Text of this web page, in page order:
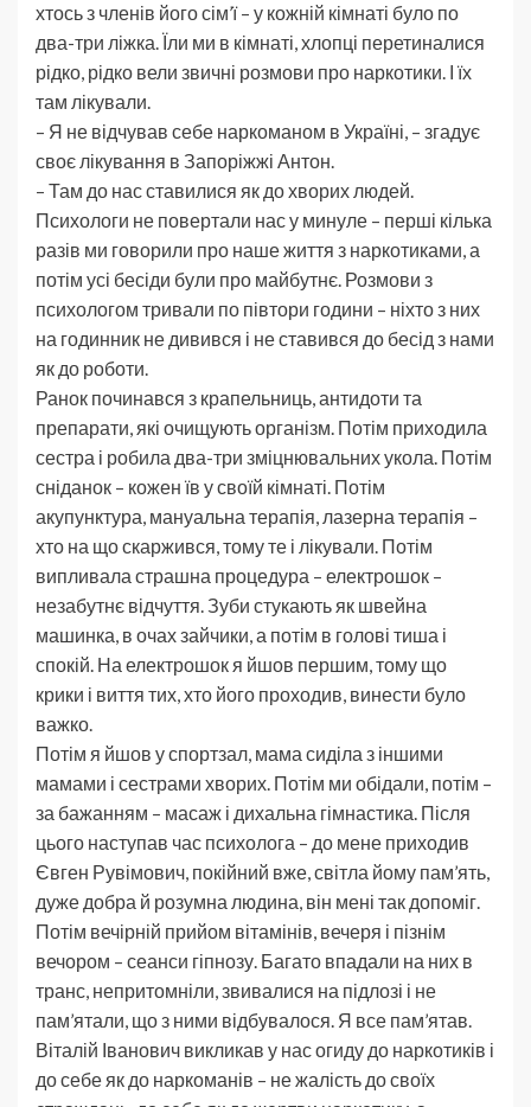
хтось з членів його сім’ї – у кожній кімнаті було по
два-три ліжка. Їли ми в кімнаті, хлопці перетиналися
рідко, рідко вели звичні розмови про наркотики. І їх
там лікували.
– Я не відчував себе наркоманом в Україні, – згадує
своє лікування в Запоріжжі Антон.
– Там до нас ставилися як до хворих людей.
Психологи не повертали нас у минуле – перші кілька
разів ми говорили про наше життя з наркотиками, а
потім усі бесіди були про майбутнє. Розмови з
психологом тривали по півтори години – ніхто з них
на годинник не дивився і не ставився до бесід з нами
як до роботи.
Ранок починався з крапельниць, антидоти та
препарати, які очищують організм. Потім приходила
сестра і робила два-три зміцнювальних укола. Потім
сніданок – кожен їв у своїй кімнаті. Потім
акупунктура, мануальна терапія, лазерна терапія –
хто на що скаржився, тому те і лікували. Потім
випливала страшна процедура – електрошок –
незабутнє відчуття. Зуби стукають як швейна
машинка, в очах зайчики, а потім в голові тиша і
спокій. На електрошок я йшов першим, тому що
крики і виття тих, хто його проходив, винести було
важко.
Потім я йшов у спортзал, мама сиділа з іншими
мамами і сестрами хворих. Потім ми обідали, потім –
за бажанням – масаж і дихальна гімнастика. Після
цього наступав час психолога – до мене приходив
Євген Рувімович, покійний вже, світла йому пам’ять,
дуже добра й розумна людина, він мені так допоміг.
Потім вечірній прийом вітамінів, вечеря і пізнім
вечором – сеанси гіпнозу. Багато впадали на них в
транс, непритомніли, звивалися на підлозі і не
пам’ятали, що з ними відбувалося. Я все пам’ятав.
Віталій Іванович викликав у нас огиду до наркотиків і
до себе як до наркоманів – не жалість до своїх